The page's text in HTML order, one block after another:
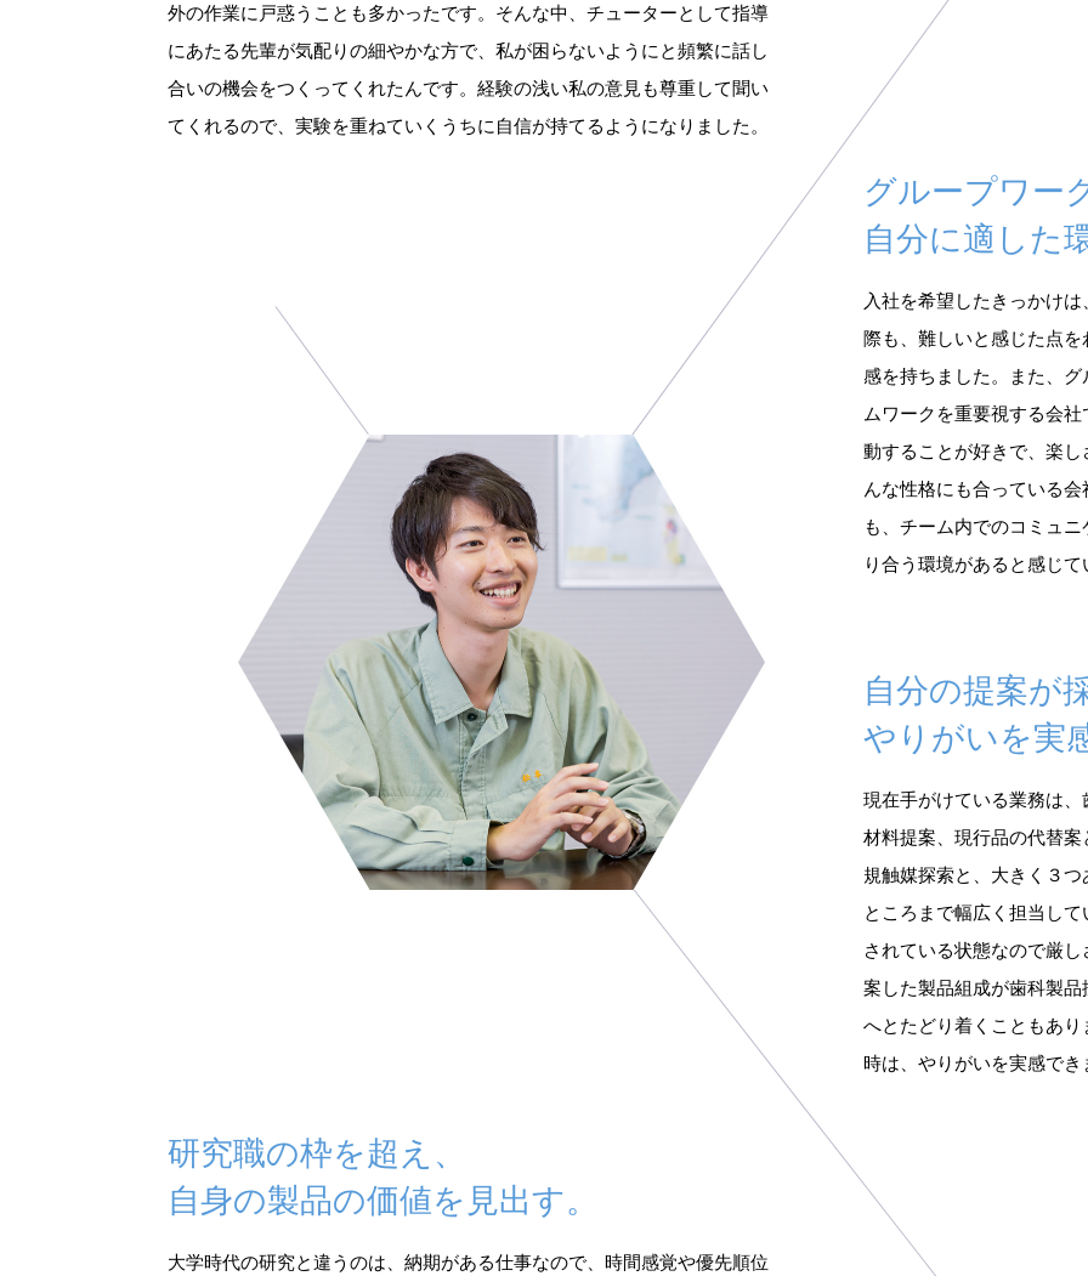
外の作業に戸惑うことも多かったです。そんな中、チューターとして指導
にあたる先輩が気配りの細やかな方で、私が困らないようにと頻繁に話し
合いの機会をつくってくれたんです。経験の浅い私の意見も尊重して聞い
てくれるので、実験を重ねていくうちに自信が持てるようになりました。
グループワー
自分に適した
入社を希望したきっかけ
際も、難しいと感じた点
感を持ちました。また、
ムワークを重要視する会
動することが好きで、楽
んな性格にも合っている
も、チーム内でのコミュ
り合う環境があると感じ
自分の提案が
やりがいを実
現在手がけている業務は
材料提案、現行品の代替
規触媒探索と、大きく３
ところまで幅広く担当し
されている状態なので厳
案した製品組成が歯科製
へとたどり着くこともあ
時は、やりがいを実感でき
研究職の枠を超え、
自身の製品の価値を見出す。
大学時代の研究と違うのは、納期がある仕事なので、時間感覚や優先順位